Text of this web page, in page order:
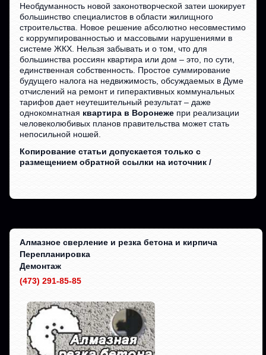
Необдуманность новой законотворческой затеи шокирует
большинство специалистов в области жилищного
строительства. Новое решение абсолютно несовместимо
с коррумпированностью и массовыми нарушениями в
системе ЖКХ. Нельзя забывать и о том, что для
большинства россиян квартира или дом – это, по сути,
единственная собственность. Простое суммирование
будущего налога на недвижимость, обсуждаемых в Думе
отчислений на ремонт и гиперактивных коммунальных
тарифов дает неутешительный результат – даже
однокомнатная квартира в Воронеже при реализации
человеколюбивых планов правительства может стать
непосильной ношей.
Копирование статьи допускается только с
размещением обратной ссылки на источник /
Алмазное сверление и резка бетона и кирпича
Перепланировка
Демонтаж
(473) 291-85-85